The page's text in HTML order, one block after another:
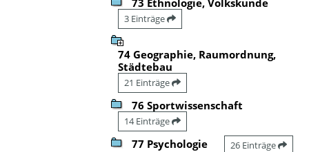
3 Einträge
74 Geographie, Raumordnung,
Städtebau
21 Einträge
76 Sportwissenschaft
14 Einträge
77 Psychologie 26 Einträge